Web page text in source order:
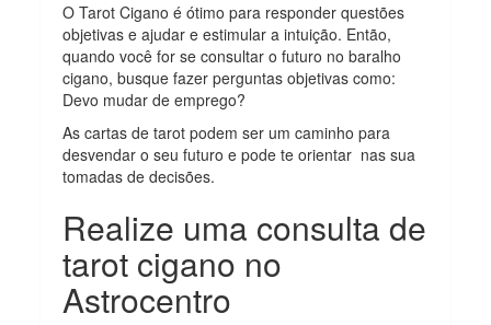
O Tarot Cigano é ótimo para responder questões
objetivas e ajudar e estimular a intuição. Então,
quando você for se consultar o futuro no baralho
cigano, busque fazer perguntas objetivas como:
Devo mudar de emprego?
As cartas de tarot podem ser um caminho para
desvendar o seu futuro e pode te orientar nas sua
tomadas de decisões.
Realize uma consulta de
tarot cigano no
Astrocentro